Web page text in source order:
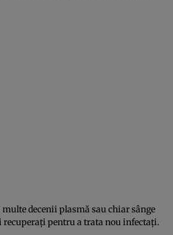
decenii plasmă sau chiar sânge
recuperaţi pentru a trata nou infectaţi.